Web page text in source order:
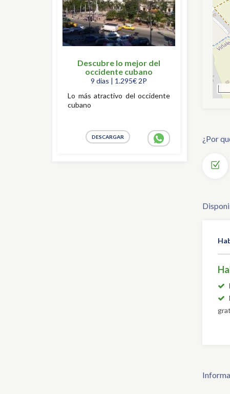
Descubre lo mejor del
occidente cubano
9 dias | 1.295€ 2P
Lo más atractivo del occidente
cubano
DESCARGAR ¿Por